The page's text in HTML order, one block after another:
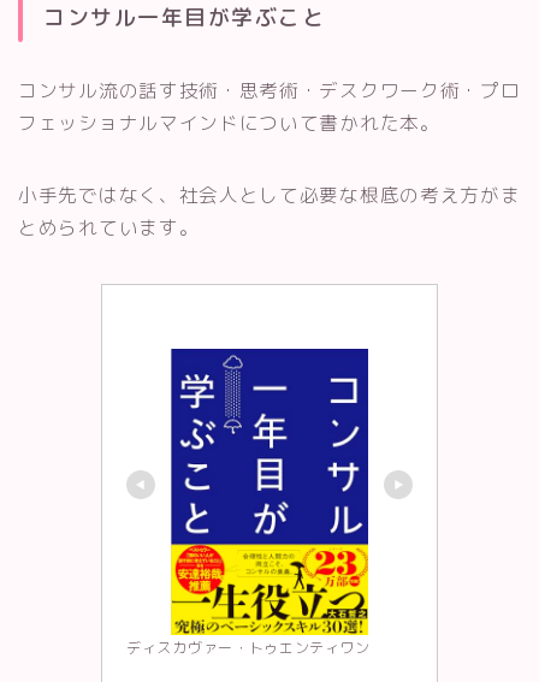
コンサル一年目が学ぶこと
コンサル流の話す技術・思考術・デスクワーク術・プロ
フェッショナルマインドについて書かれた本。
小手先ではなく、社会人として必要な根底の考え方がま
とめられています。
ディスカヴァー・トゥエンティワン